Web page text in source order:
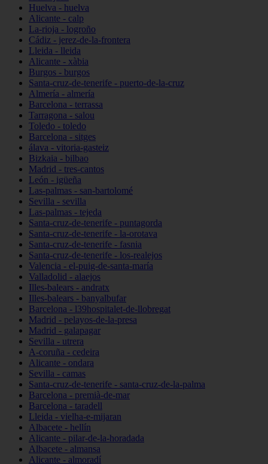
Huelva - huelva
Alicante - calp
La-rioja - logroño
Cádiz - jerez-de-la-frontera
Lleida - lleida
Alicante - xàbia
Burgos - burgos
Santa-cruz-de-tenerife - puerto-de-la-cruz
Almería - almería
Barcelona - terrassa
Tarragona - salou
Toledo - toledo
Barcelona - sitges
álava - vitoria-gasteiz
Bizkaia - bilbao
Madrid - tres-cantos
León - igüeña
Las-palmas - san-bartolomé
Sevilla - sevilla
Las-palmas - tejeda
Santa-cruz-de-tenerife - puntagorda
Santa-cruz-de-tenerife - la-orotava
Santa-cruz-de-tenerife - fasnia
Santa-cruz-de-tenerife - los-realejos
Valencia - el-puig-de-santa-maría
Valladolid - alaejos
Illes-balears - andratx
Illes-balears - banyalbufar
Barcelona - l39hospitalet-de-llobregat
Madrid - pelayos-de-la-presa
Madrid - galapagar
Sevilla - utrera
A-coruña - cedeira
Alicante - ondara
Sevilla - camas
Santa-cruz-de-tenerife - santa-cruz-de-la-palma
Barcelona - premià-de-mar
Barcelona - taradell
Lleida - vielha-e-mijaran
Albacete - hellín
Alicante - pilar-de-la-horadada
Albacete - almansa
Alicante - almoradí